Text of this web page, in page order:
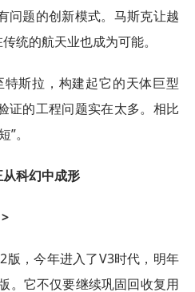
问题的创新模式。马斯克让越
统的航天业也成为可能。
特斯拉，构建起它的天体巨型
证的工程问题实在太多。相比
。
科幻中成形
版，今年进入了V3时代，明年
。它不仅要继续巩固回收复用